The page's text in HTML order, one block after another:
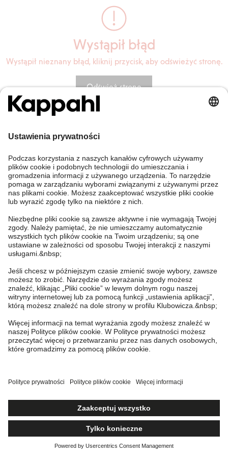
Wystąpił błąd
Wystąpił nieznany błąd, kliknij przycisk, aby odświeżyć stronę.
Odśwież stronę